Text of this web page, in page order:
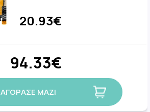
20.93€
94.33€
ΑΓΟΡΑΣΕ ΜΑΖΙ